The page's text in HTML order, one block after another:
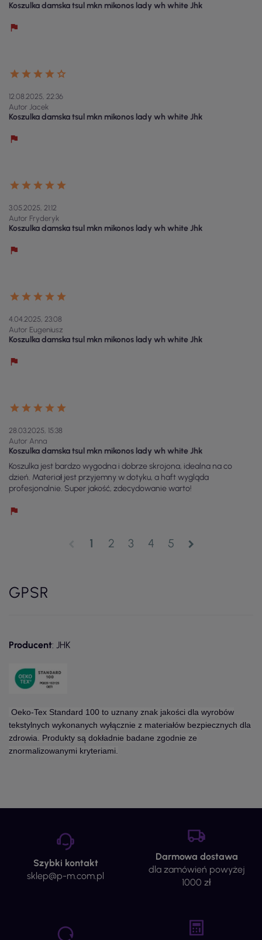
Koszulka damska tsul mkn mikonos lady wh white Jhk
12.08.2025, 22:36
Autor Jacek
Koszulka damska tsul mkn mikonos lady wh white Jhk
3.05.2025, 21:12
Autor Fryderyk
Koszulka damska tsul mkn mikonos lady wh white Jhk
4.04.2025, 23:08
Autor Eugeniusz
Koszulka damska tsul mkn mikonos lady wh white Jhk
28.03.2025, 15:38
Autor Anna
Koszulka damska tsul mkn mikonos lady wh white Jhk
Koszulka jest bardzo wygodna i dobrze skrojona, idealna na co
dzień. Materiał jest przyjemny w dotyku, a haft wygląda
profesjonalnie. Super jakość, zdecydowanie warto!
1 2 3 4 5 chevron_right
GPSR
Producent: JHK
Oeko-Tex Standard 100 to uznany znak jakości dla wyrobów
tekstylnych wykonanych wyłącznie z materiałów bezpiecznych dla
zdrowia. Produkty są dokładnie badane zgodnie ze
znormalizowanymi kryteriami.
Szybki kontakt
sklep@p-m.com.pl
Darmowa dostawa
dla zamówień powyżej
1000 zł